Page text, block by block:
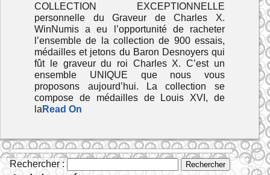
COLLECTION EXCEPTIONNELLE
personnelle du Graveur de Charles X.
WinNumis a eu l’opportunité de racheter
l’ensemble de la collection de 900 essais,
médailles et jetons du Baron Desnoyers qui
fût le graveur du roi Charles X. C’est un
ensemble UNIQUE que nous vous
proposons aujourd’hui. La collection se
compose de médailles de Louis XVI, de
la Read On
Rechercher :